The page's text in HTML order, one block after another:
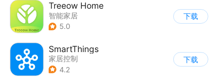
Treeow Home
智能家居
5.0
下载
SmartThings
家居控制
4.2
下载